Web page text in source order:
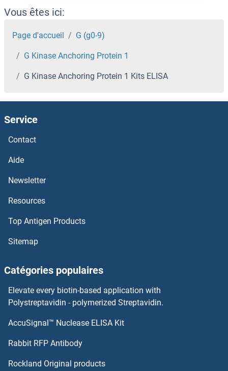
FVT1 Kits ELISA
FUT9 Kits ELISA
FUT8 Kits ELISA
FUT3 Kits ELISA
FUT11 Kits ELISA
FUT10 Kits ELISA
FUNDC1 Kits ELISA
G Protein-Coupled Receptor 115 Kits ELISA
G Protein-Coupled Receptor 182 Kits ELISA
Vous êtes ici:
Page d'accueil G (g0-9)
G Kinase Anchoring Protein 1
G Kinase Anchoring Protein 1 Kits ELISA
Service
Contact
Aide
Newsletter
Resources
Top Antigen Products
Sitemap
Catégories populaires
Elevate every biotin-based application with
Polystreptavidin - polymerized Streptavidin.
AccuSignal™ Nuclease ELISA Kit
Rabbit RFP Antibody
Rockland Original products